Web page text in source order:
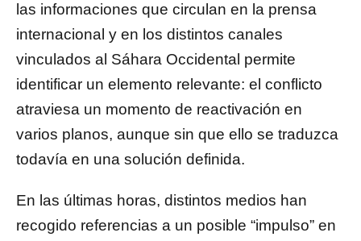
las informaciones que circulan en la prensa
internacional y en los distintos canales
vinculados al Sáhara Occidental permite
identificar un elemento relevante: el conflicto
atraviesa un momento de reactivación en
varios planos, aunque sin que ello se traduzca
todavía en una solución definida.
En las últimas horas, distintos medios han
recogido referencias a un posible “impulso” en